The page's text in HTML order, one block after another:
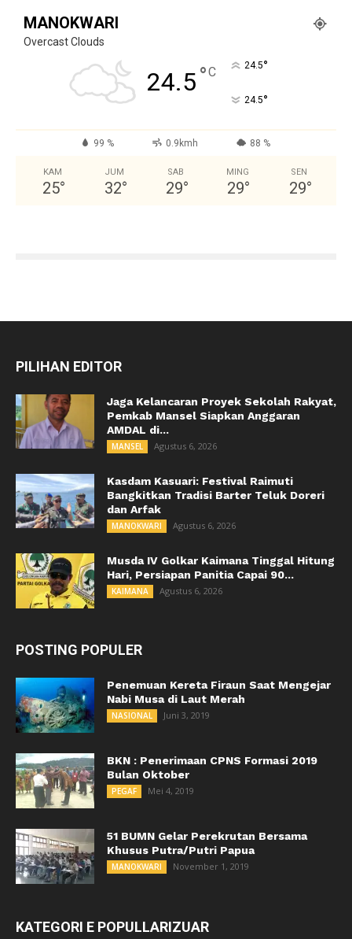
MANOKWARI
Overcast Clouds
24.5°C 24.5°
24.5°
99 % 0.9kmh 88 %
KAM
25°
JUM
32°
SAB
29°
MING
29°
SEN
29°
PILIHAN EDITOR
Jaga Kelancaran Proyek Sekolah Rakyat,
Pemkab Mansel Siapkan Anggaran
AMDAL di...
MANSEL Agustus 6, 2026
Kasdam Kasuari: Festival Raimuti
Bangkitkan Tradisi Barter Teluk Doreri
dan Arfak
MANOKWARI Agustus 6, 2026
Musda IV Golkar Kaimana Tinggal Hitung
Hari, Persiapan Panitia Capai 90...
KAIMANA Agustus 6, 2026
POSTING POPULER
Penemuan Kereta Firaun Saat Mengejar
Nabi Musa di Laut Merah
NASIONAL Juni 3, 2019
BKN : Penerimaan CPNS Formasi 2019
Bulan Oktober
PEGAF Mei 4, 2019
51 BUMN Gelar Perekrutan Bersama
Khusus Putra/Putri Papua
MANOKWARI November 1, 2019
KATEGORI E POPULLARIZUAR